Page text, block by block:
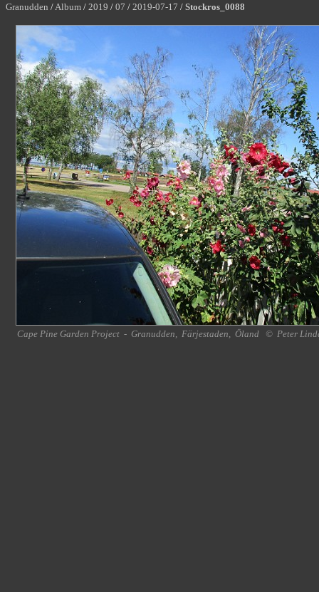
Granudden /Album / 2019 / 07 / 2019-07-17 / Stockros_0088
Cape Pine Garden Project - Granudden, Färjestaden, Öland © Peter